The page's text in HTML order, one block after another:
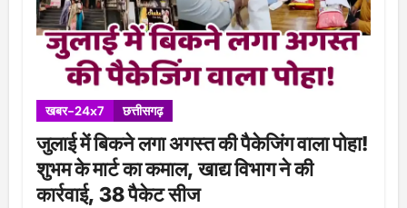
खबर-24x7 छत्तीसगढ़
जुलाई में बिकने लगा अगस्त की पैकेजिंग वाला पोहा!
शुभम के मार्ट का कमाल, खाद्य विभाग ने की
कार्रवाई, 38 पैकेट सीज